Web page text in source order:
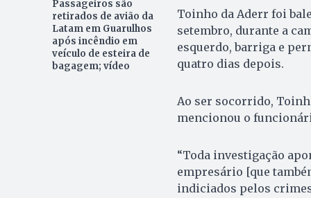
Passageiros são
retirados de avião da
Latam em Guarulhos
após incêndio em
veículo de esteira de
bagagem; vídeo
Toinho da Aderr foi
setembro, durante a
esquerdo, barriga e
quatro dias depois.
Ao ser socorrido,
mencionou o
“Toda investigação
empresário [que
indiciados pelos crimes